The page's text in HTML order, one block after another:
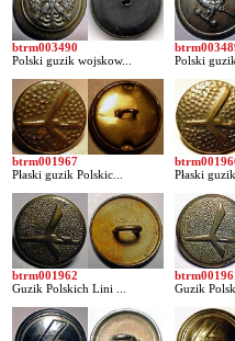
btrm003490
Polski guzik wojskow...
Polski
btrm001967
Płaski guzik Polskic...
Płaski
btrm001962
Guzik Polskich Lini ...
Guzik